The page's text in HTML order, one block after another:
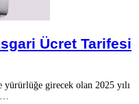
Ücret Tarifesi
girecek olan 2025 yılı
…